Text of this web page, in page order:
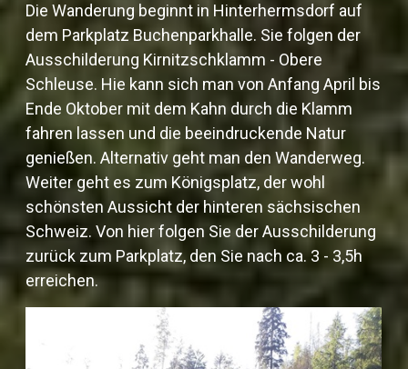
Die Wanderung beginnt in Hinterhermsdorf auf
dem Parkplatz Buchenparkhalle. Sie folgen der
Ausschilderung Kirnitzschklamm - Obere
Schleuse. Hie kann sich man von Anfang April bis
Ende Oktober mit dem Kahn durch die Klamm
fahren lassen und die beeindruckende Natur
genießen. Alternativ geht man den Wanderweg.
Weiter geht es zum Königsplatz, der wohl
schönsten Aussicht der hinteren sächsischen
Schweiz. Von hier folgen Sie der Ausschilderung
zurück zum Parkplatz, den Sie nach ca. 3 - 3,5h
erreichen.